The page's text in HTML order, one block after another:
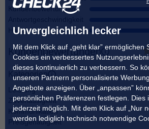
Unvergleichlich lecker
Mit dem Klick auf „geht klar” ermöglichen
Cookies ein verbessertes
dieses kontinuierlich zu verbessern. So
unseren Partnern personalisierte
Angebote anzeigen. Über „anpassen”
persönlichen Präferenzen festlegen. Dies
jederzeit möglich. Mit dem Klick auf „Nur
werden lediglich technisch notwendige
Kundenbewertungen
Happiness Garantie
Kundenbewertungen
Kategorien
Leistung
Zuverlässigkeit
Kommunikation
Preisgenauigkeit